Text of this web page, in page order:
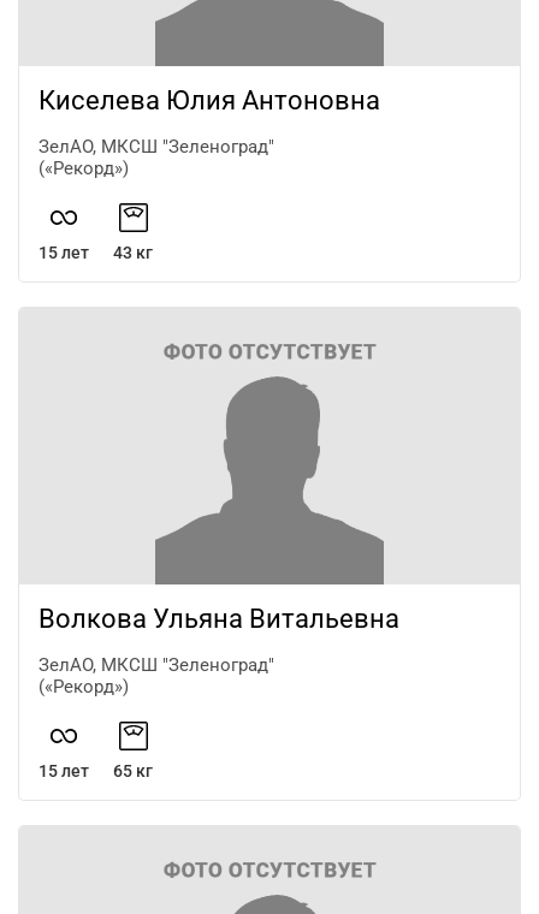
Киселева Юлия Антоновна
ЗелАО, МКСШ "Зеленоград"
(«Рекорд»)
15 лет 43 кг
Волкова Ульяна Витальевна
ЗелАО, МКСШ "Зеленоград"
(«Рекорд»)
15 лет 65 кг